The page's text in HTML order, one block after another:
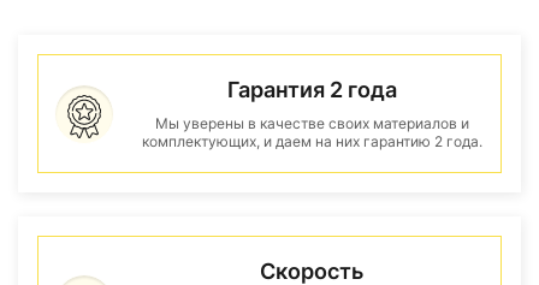
Гарантия 2 года
Мы уверены в качестве своих материалов и
комплектующих, и даем на них гарантию 2 года.
Скорость